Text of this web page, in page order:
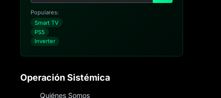
Populares:
Smart TV
PS5
Inverter
Operación Sistémica
Quiénes Somos